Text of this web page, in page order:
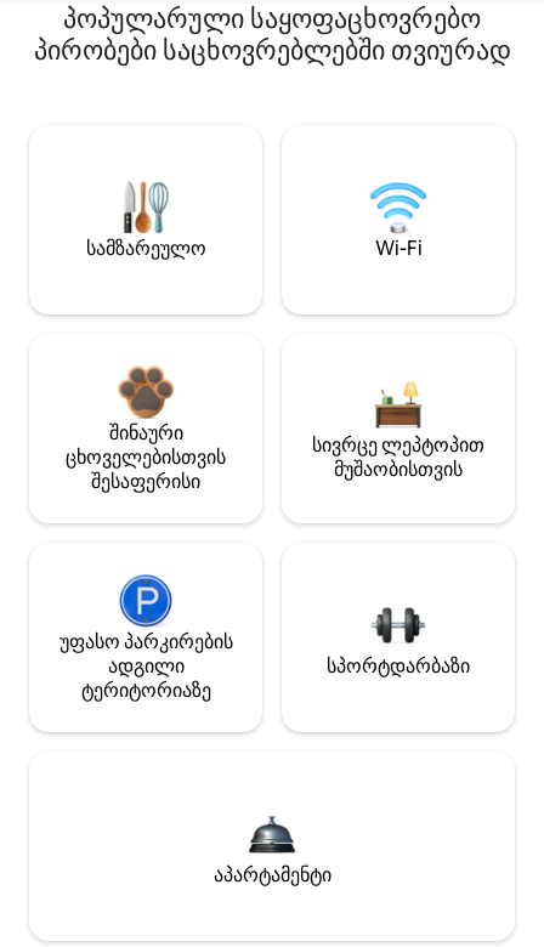
პოპულარული საყოფაცხოვრებო
პირობები საცხოვრებლებში თვიურად
სამზარეულო Wi-Fi
შინაური
ცხოველებისთვის
შესაფერისი
სივრცე ლეპტოპით
მუშაობისთვის
უფასო პარკირების
ადგილი
ტერიტორიაზე
სპორტდარბაზი
აპარტამენტი